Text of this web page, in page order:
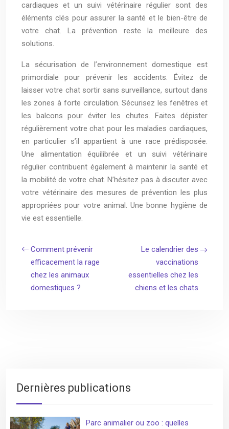
cardiaques et un suivi vétérinaire régulier sont des
éléments clés pour assurer la santé et le bien-être de
votre chat. La prévention reste la meilleure des
solutions.
La sécurisation de l’environnement domestique est
primordiale pour prévenir les accidents. Évitez de
laisser votre chat sortir sans surveillance, surtout dans
les zones à forte circulation. Sécurisez les fenêtres et
les balcons pour éviter les chutes. Faites dépister
régulièrement votre chat pour les maladies cardiaques,
en particulier s’il appartient à une race prédisposée.
Une alimentation équilibrée et un suivi vétérinaire
régulier contribuent également à maintenir la santé et
la mobilité de votre chat. N’hésitez pas à discuter avec
votre vétérinaire des mesures de prévention les plus
appropriées pour votre animal. Une bonne hygiène de
vie est essentielle.
Comment prévenir
efficacement la rage
chez les animaux
domestiques ?
Le calendrier des
vaccinations
essentielles chez les
chiens et les chats
Dernières publications
Parc animalier ou zoo : quelles